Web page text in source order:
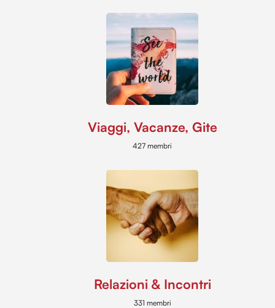
Viaggi, Vacanze, Gite
427 membri
Relazioni & Incontri
331 membri